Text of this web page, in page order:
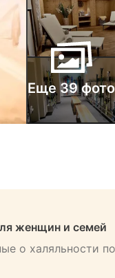
Еще 39 фото
женщин и семей
о халяльности